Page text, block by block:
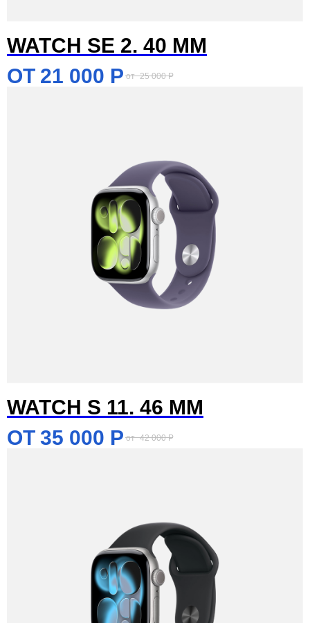
WATCH SE 2. 40 MM
21 000 Р 25 000 Р
WATCH S 11. 46 MM
35 000 Р 42 000 Р